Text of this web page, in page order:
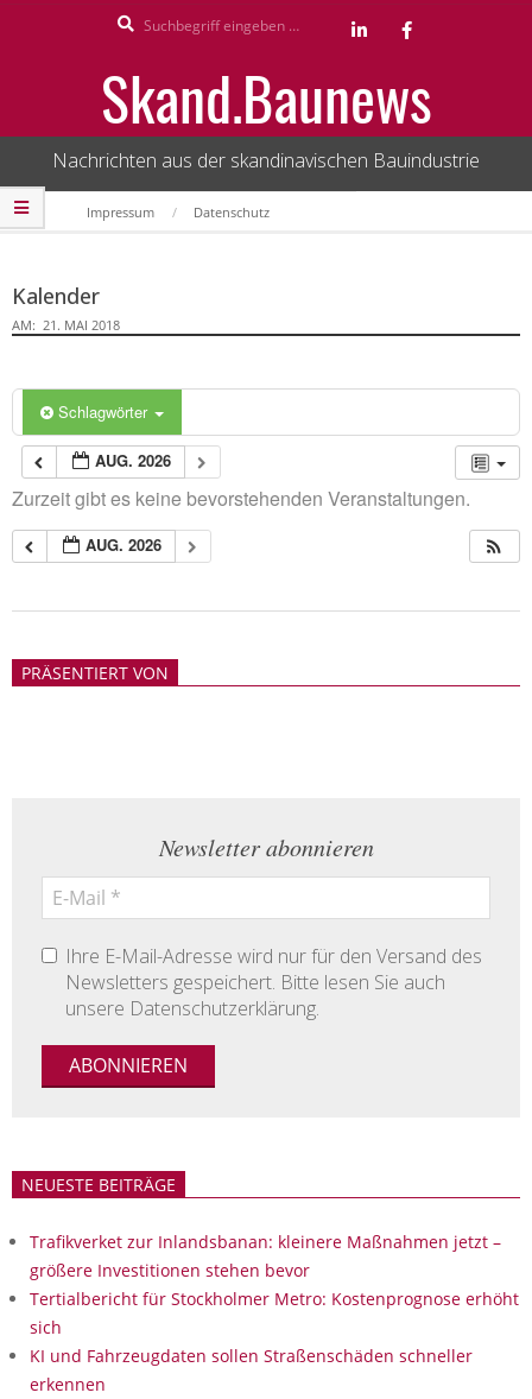
Skand.Baunews
Nachrichten aus der skandinavischen Bauindustrie
Secondary
Navigation
Impressum Datenschutz
Kalender
AM: 21. MAI 2018
Schlagwörter
AUG. 2026
Zurzeit gibt es keine bevorstehenden Veranstaltungen.
AUG. 2026
21PRÄSENTIERT VON
Newsletter abonnieren
Ihre E-Mail-Adresse wird nur für den Versand des
Newsletters gespeichert. Bitte lesen Sie auch
unsere Datenschutzerklärung.
NEUESTE BEITRÄGE
Trafikverket zur Inlandsbanan: kleinere Maßnahmen jetzt –
größere Investitionen stehen bevor
Tertialbericht für Stockholmer Metro: Kostenprognose erhöht
sich
KI und Fahrzeugdaten sollen Straßenschäden schneller
erkennen